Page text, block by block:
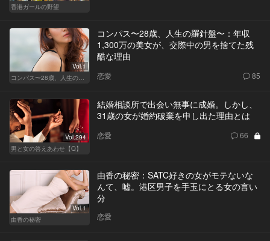
香港ガールの野望
Vol.1
コンパス〜28歳、人生の羅針盤〜：年収
1,300万の美女が、交際中の男を捨てた残
酷な理由
恋愛 85
Vol.294
男と女の答えあわせ【Q】
結婚相談所で出会い無事に成婚。しかし、
31歳の女が婚約破棄を申し出た理由とは
恋愛 66
Vol.1
由香の秘密
由香の秘密：SATC好きの女がモテないな
んて、嘘。港区男子を手玉にとる女の言い
分
恋愛